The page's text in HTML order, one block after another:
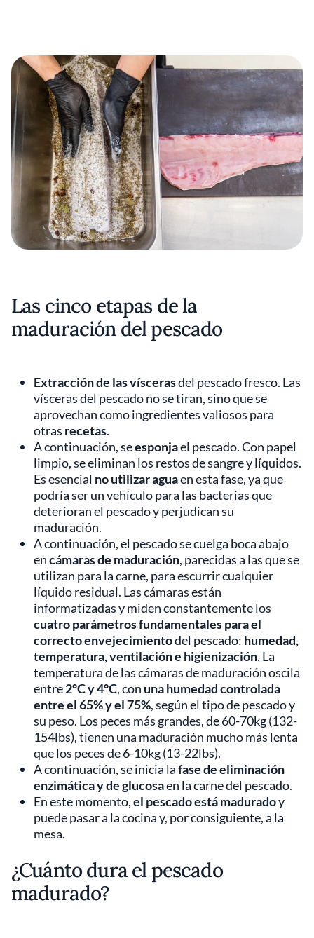
Las cinco etapas de la
maduración del pescado
Extracción de las víscerasdel pescado fresco. Las
vísceras del pescado no se tiran, sino que se
aprovechan como ingredientes valiosos para
otras recetas.
A continuación, seesponjael pescado. Con papel
limpio, se eliminan los restos de sangre y líquidos.
Es esencial no utilizar aguaen esta fase, ya que
podría ser un vehículo para las bacterias que
deterioran el pescado y perjudican su
maduración.
A continuación, el pescado se cuelga boca abajo
encámaras de maduración, parecidas a las que se
utilizan para la carne, para escurrir cualquier
líquido residual. Las cámaras están
informatizadas y miden constantemente los
cuatro parámetros fundamentales para el
correcto envejecimientodel pescado: humedad,
temperatura, ventilación e higienización. La
temperatura de las cámaras de maduración oscila
entre2°C y 4°C, con una humedad controlada
entre el 65% y el 75%, según el tipo de pescado y
su peso. Los peces más grandes, de 60-70kg (132-
154lbs), tienen una maduración mucho más lenta
que los peces de 6-10kg (13-22lbs).
A continuación, se inicia lafase de eliminación
enzimática y de glucosaen la carne del pescado.
En este momento,el pescado está maduradoy
puede pasar a la cocina y, por consiguiente, a la
mesa.
¿Cuánto dura el pescado
madurado?